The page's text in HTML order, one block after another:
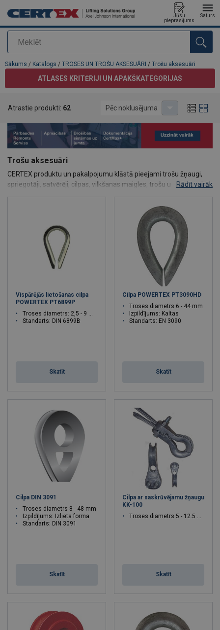
Meklēt
Jūsu
pieprasījums
Saturs
Pievienots jūsu pasūtījumam
Sākums / Katalogs / TROSES UN TROŠU AKSESUĀRI / Trošu aksesuāri
ATLASES KRITĒRIJI UN APAKŠKATEGORIJAS
Trošu aksesuāri
CERTEX produktu un pakalpojumu klāstā pieejami trošu žņaugi,
spriegotāji, satvērēji, cilpas, vilkšanas maigles, trošu uzgaļi, trošu
nostiprināšanu vai brīvu pārvietošanos mehānismos.
Rādīt vairāk
Atrastie produkti: 62 Pēc noklusējuma
Vispārējās lietošanas cilpa
POWERTEX PT6899P
Troses diametrs: 2,5 - 9 mm
Standarts: DIN 6899B
Skatīt
Cilpa POWERTEX PT3090HD
Troses diametrs 6 - 44 mm
Izpildījums: Kaltas
Standarts: EN 3090
Skatīt
Cilpa DIN 3091
Troses diametrs 8 - 48 mm
Izpildījums: Izlieta forma
Standarts: DIN 3091
Skatīt
Cilpa ar saskrūvējamu žņaugu
KK-100
Troses diametrs 5 - 12.5 mm
Skatīt